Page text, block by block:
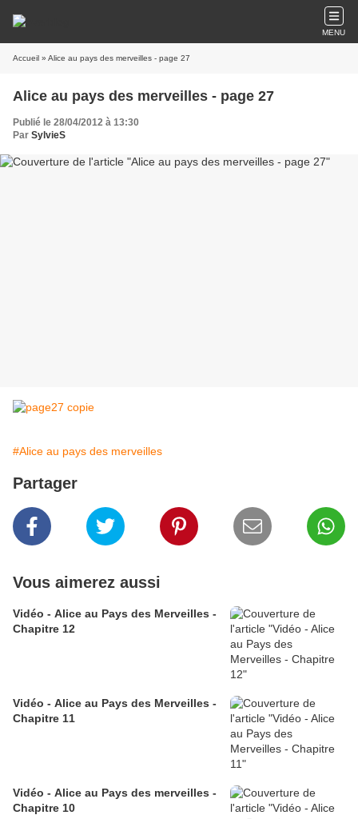
MENU
Accueil » Alice au pays des merveilles - page 27
Alice au pays des merveilles - page 27
Publié le 28/04/2012 à 13:30
Par SylvieS
#Alice au pays des merveilles
Partager
Vous aimerez aussi
Vidéo - Alice au Pays des Merveilles -
Chapitre 12
Vidéo - Alice au Pays des Merveilles -
Chapitre 11
Vidéo - Alice au Pays des merveilles -
Chapitre 10